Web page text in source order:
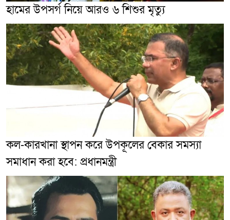
হামের উপসর্গ নিয়ে আরও ৬ শিশুর মৃত্যু
কল-কারখানা স্থাপন করে উপকূলের বেকার সমস্যা
সমাধান করা হবে: প্রধানমন্ত্রী